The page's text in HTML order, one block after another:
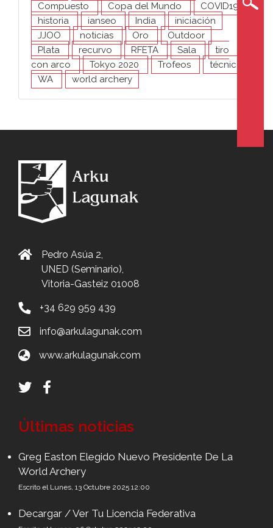
Compuesto Copa del Mundo
COVID19
historia
ianseo India
iniciación
JJOO
noticias Oro
Outdoor
Plata
recurvo RFETA Sala
tiro
con arco
Tokyo 2020 Trofeos
técnica
WA
world archery
Pedro Asúa 2,
UNED (Seminario),
Vitoria-Gasteiz 01008
+34 629 959 439
info@arkulagunak.com
www.arkulagunak.com
Últimas noticias
Greg Easton Elegido Nuevo Presidente De La
World Archery
Escrito el Lunes, 13 Octubre 2025 12:00
Decargar / Ver Tu Licencia Federativa